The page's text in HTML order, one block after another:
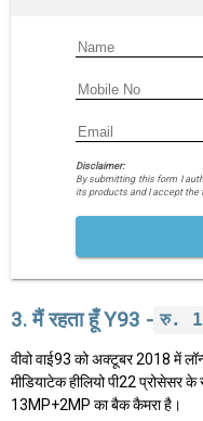
Disclaimer:
By submitting this form I
its products and I accept the
3. मैं रहता हूँ Y93 - रु.
वीवो वाई93 को अक्टूबर 2018 में
मीडियाटेक हीलियो पी22
13MP+2MP का बैक कैमरा है।